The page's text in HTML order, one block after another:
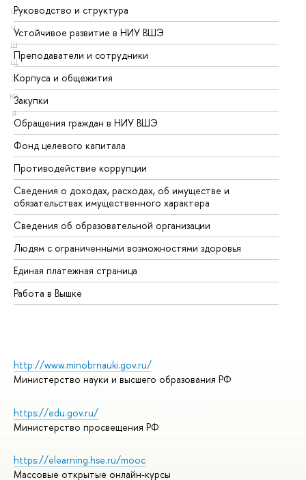
Ц
Ч
Ш
Щ
Э
Ю
Я
Руководство и структура
Устойчивое развитие в НИУ ВШЭ
Преподаватели и сотрудники
Корпуса и общежития
Закупки
Обращения граждан в НИУ ВШЭ
Фонд целевого капитала
Противодействие коррупции
Сведения о доходах, расходах, об имуществе и
обязательствах имущественного характера
Сведения об образовательной организации
Людям с ограниченными возможностями здоровья
Единая платежная страница
Работа в Вышке
http://www.minobrnauki.gov.ru/
Министерство науки и высшего образования РФ
https://edu.gov.ru/
Министерство просвещения РФ
https://elearning.hse.ru/mooc
Массовые открытые онлайн-курсы